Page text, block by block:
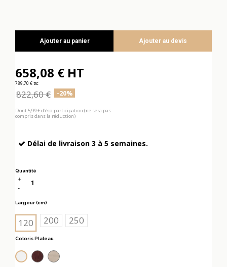
Ajouter au panier Ajouter au devis
658,08 € HT
789,70 € ttc
822,60 € -20%
Dont 5,99 € d'éco-participation (ne sera pas
compris dans la réduction)
Délai de livraison 3 à 5 semaines.
Largeur (cm)
120 200 250
Coloris Plateau
BlancWengeAcacia clair
Quantité